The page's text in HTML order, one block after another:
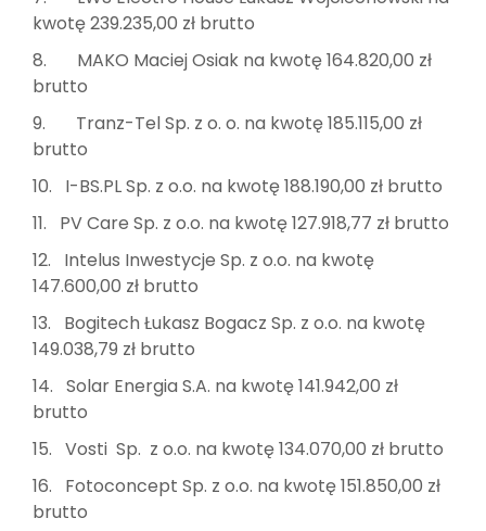
kwotę 239.235,00 zł brutto
8. MAKO Maciej Osiak na kwotę 164.820,00 zł
brutto
9. Tranz-Tel Sp. z o. o. na kwotę 185.115,00 zł
brutto
10. I-BS.PL Sp. z o.o. na kwotę 188.190,00 zł brutto
11. PV Care Sp. z o.o. na kwotę 127.918,77 zł brutto
12. Intelus Inwestycje Sp. z o.o. na kwotę
147.600,00 zł brutto
13. Bogitech Łukasz Bogacz Sp. z o.o. na kwotę
149.038,79 zł brutto
14. Solar Energia S.A. na kwotę 141.942,00 zł
brutto
15. Vosti Sp. z o.o. na kwotę 134.070,00 zł brutto
16. Fotoconcept Sp. z o.o. na kwotę 151.850,00 zł
brutto